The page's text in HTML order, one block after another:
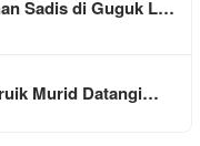
Sadis di Guguk L…
Murid Datangi…